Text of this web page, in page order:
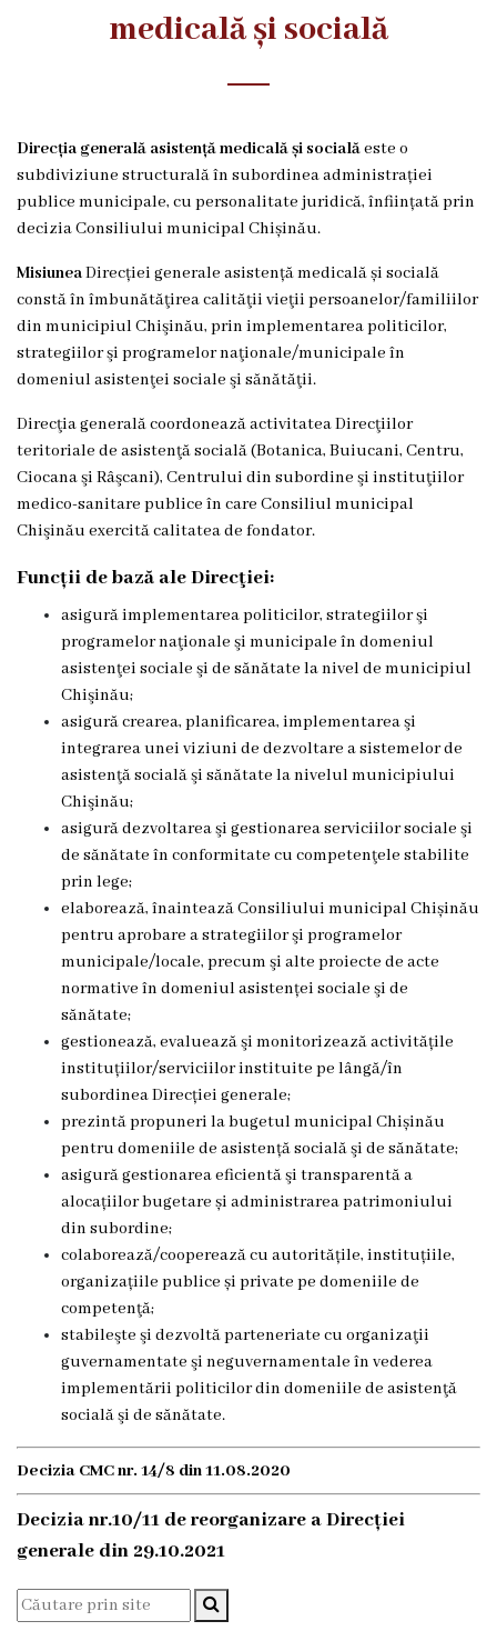
c
ț
i
g
e
n
e
r
a
l
ă
a
s
s
t
e
n
ț
ă
m
e
d
c
a
ă
ș
s
o
c
i
a
ă
medicală și socială
Direcția generală asistență medicală și socialăeste o
subdiviziune structurală în subordinea administrației
publice municipale, cu personalitate juridică, înființată prin
decizia Consiliului municipal Chișinău.
MisiuneaDirecției generale asistență medicală și socială
constă în îmbunătăţirea calităţii vieţii persoanelor/familiilor
din municipiul Chişinău, prin implementarea politicilor,
strategiilor şi programelor naţionale/municipale în
domeniul asistenţei sociale şi sănătăţii.
Direcţia generală coordonează activitatea Direcţiilor
teritoriale de asistenţă socială (Botanica, Buiucani, Centru,
Ciocana şi Râşcani), Centrului din subordine şi instituţiilor
medico-sanitare publice în care Consiliul municipal
Chişinău exercită calitatea de fondator.
Funcții de bază ale Direcţiei:
asigură implementarea politicilor, strategiilor şi
programelor naţionale şi municipale în domeniul
asistenţei sociale şi de sănătate la nivel de municipiul
Chişinău;
asigură crearea, planificarea, implementarea şi
integrarea unei viziuni de dezvoltare a sistemelor de
asistenţă socială şi sănătate la nivelul municipiului
Chişinău;
asigură dezvoltarea şi gestionarea serviciilor sociale şi
de sănătate în conformitate cu competenţele stabilite
prin lege;
elaborează, înaintează Consiliului municipal Chișinău
pentru aprobare a strategiilor şi programelor
municipale/locale, precum şi alte proiecte de acte
normative în domeniul asistenței sociale şi de
sănătate;
gestionează, evaluează şi monitorizează activitățile
instituțiilor/serviciilor instituite pe lângă/în
subordinea Direcției generale;
prezintă propuneri la bugetul municipal Chișinău
pentru domeniile de asistență socială şi de sănătate;
asigură gestionarea eficientă şi transparentă a
alocațiilor bugetare și administrarea patrimoniului
din subordine;
colaborează/cooperează cu autoritățile, instituțiile,
organizațiile publice și private pe domeniile de
competenţă;
stabileşte şi dezvoltă parteneriate cu organizaţii
guvernamentate şi neguvernamentale în vederea
implementării politicilor din domeniile de asistenţă
socială şi de sănătate.
Decizia CMC nr. 14/8 din 11.08.2020
Decizia nr.10/11 de reorganizare a Direcției
generale din 29.10.2021